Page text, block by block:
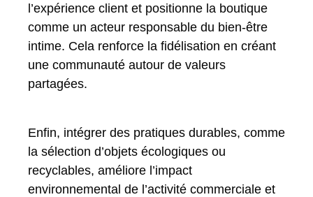
l’expérience client et positionne la boutique
comme un acteur responsable du bien-être
intime. Cela renforce la fidélisation en créant
une communauté autour de valeurs
partagées.
Enfin, intégrer des pratiques durables, comme
la sélection d’objets écologiques ou
recyclables, améliore l’impact
environnemental de l’activité commerciale et